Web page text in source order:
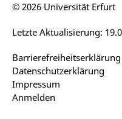
Barrierefreiheitserklärung
Datenschutzerklärung
Impressum
Anmelden
Letzte Aktualisierung:
© 2026 Universität Erfurt